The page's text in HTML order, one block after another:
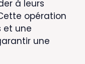
à leurs
opération
et une
une